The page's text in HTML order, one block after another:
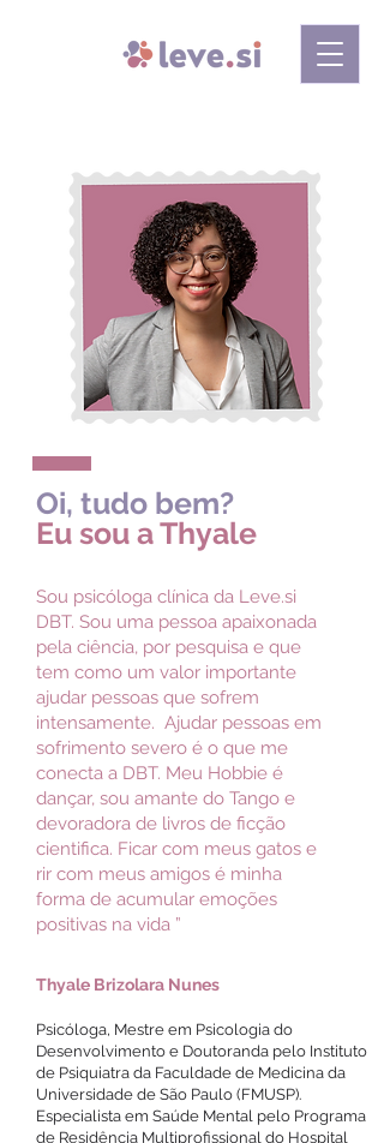
Oi, tudo bem?
Eu sou a Thyale
Sou psicóloga clínica da Leve.si
DBT. Sou uma pessoa apaixonada
pela ciência, por pesquisa e que
tem como um valor importante
ajudar pessoas que sofrem
intensamente. Ajudar pessoas em
sofrimento severo é o que me
conecta a DBT. Meu Hobbie é
dançar, sou amante do Tango e
devoradora de livros de ficção
cientifica. Ficar com meus gatos e
rir com meus amigos é minha
forma de acumular emoções
positivas na vida ”
Thyale Brizolara Nunes
Psicóloga, Mestre em Psicologia do
Desenvolvimento e Doutoranda pelo Instituto
de Psiquiatra da Faculdade de Medicina da
Universidade de São Paulo (FMUSP).
Especialista em Saúde Mental pelo Programa
de Residência Multiprofissional do Hospital